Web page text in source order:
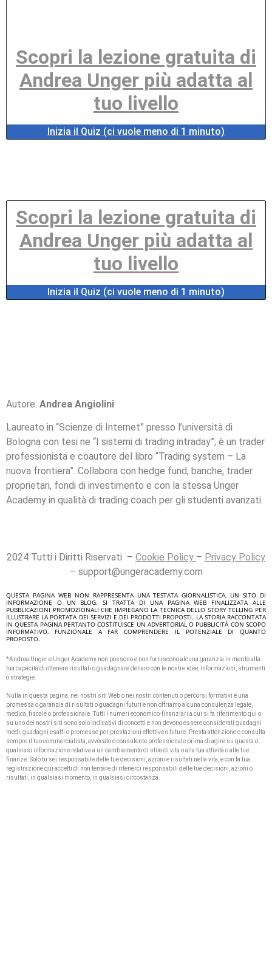
Scopri la lezione gratuita di
Andrea Unger più adatta al
tuo livello
Inizia il Quiz (ci vuole meno di 1 minuto)
Scopri la lezione gratuita di
Andrea Unger più adatta al
tuo livello
Inizia il Quiz (ci vuole meno di 1 minuto)
Autore: Andrea Angiolini
Laureato in “Scienze di Internet” presso l’università di
Bologna con tesi ne “I sistemi di trading intraday”, è un trader
professionista e coautore del libro “Trading system – La
nuova frontiera”. Collabora con hedge fund, banche, trader
proprietari, fondi di investimento e con la stessa Unger
Academy in qualità di trading coach per gli studenti avanzati.
2024 Tutti i Diritti Riservati – Cookie Policy – Privacy Policy
– support@ungeracademy.com
QUESTA PAGINA WEB NON RAPPRESENTA UNA TESTATA GIORNALISTICA, UN SITO DI
INFORMAZIONE O UN BLOG. SI TRATTA DI UNA PAGINA WEB FINALIZZATA ALLE
PUBBLICAZIONI PROMOZIONALI CHE IMPIEGANO LA TECNICA DELLO STORY TELLING PER
ILLUSTRARE LA PORTATA DEI SERVIZI E DEI PRODOTTI PROPOSTI. LA STORIA RACCONTATA
IN QUESTA PAGINA PERTANTO COSTITUISCE UN ADVERTORIAL O PUBBLICITÀ CON SCOPO
INFORMATIVO, FUNZIONALE A FAR COMPRENDERE IL POTENZIALE DI QUANTO
PROPOSTO.
*Andrea Unger e Unger Academy non possono e non forniscono alcuna garanzia in merito alla
tua capacità di ottenere risultati o guadagnare denaro con le nostre idee, informazioni, strumenti
o strategie.
Nulla in questa pagina, nei nostri siti Web o nei nostri contenuti o percorsi formativi è una
promessa o garanzia di risultati o guadagni futuri e non offriamo alcuna consulenza legale,
medica, fiscale o professionale. Tutti i numeri economico-finanziari a cui si fa riferimento qui o
su uno dei nostri siti sono solo indicativi di concetti e non devono essere considerati guadagni
medi, guadagni esatti o promesse per prestazioni effettive o future. Presta attenzione e consulta
sempre il tuo commercialista, avvocato o consulente professionale prima di agire su questa o
qualsiasi informazione relativa a un cambiamento di stile di vita o alla tua attività o alle tue
finanze. Solo tu sei responsabile delle tue decisioni, azioni e risultati nella vita, e con la tua
registrazione qui accetti di non tentare di ritenerci responsabili delle tue decisioni, azioni o
risultati, in qualsiasi momento, in qualsiasi circostanza.